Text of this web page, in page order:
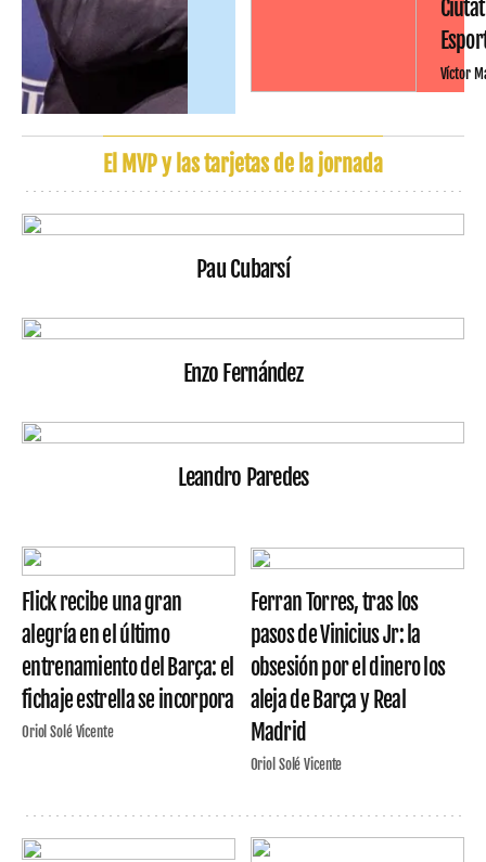
Ciutat
Víctor
El MVP y las tarjetas de la jornada
Pau Cubarsí
Enzo Fernández
Leandro Paredes
Flick recibe una gran
alegría en el último
entrenamiento del Barça: el
fichaje estrella se incorpora
Oriol Solé Vicente
Ferran Torres, tras los
pasos de Vinicius Jr: la
obsesión por el dinero los
aleja de Barça y Real
Madrid
Oriol Solé Vicente